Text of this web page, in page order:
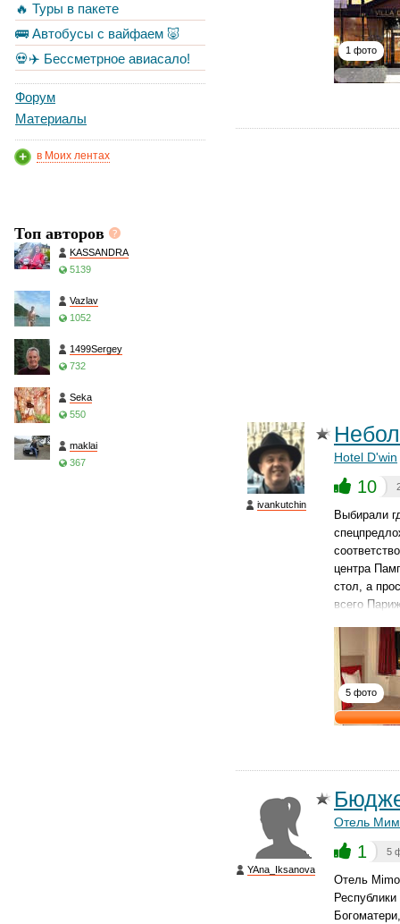
🔥 Туры в пакете
🚌 Автобусы с вайфаем 🐷
💀✈️ Бессметрное авиасало!
Форум
Материалы
в Моих лентах
Топ авторов
KASSANDRA
5139
Vazlav
1052
1499Sergey
732
Seka
550
maklai
367
1 фото
ivankutchin
Hotel D'win
10
Выбирали
центра
стол, а
всего
5 фото
YAna_Iksanova
Отель
1 5
Отель